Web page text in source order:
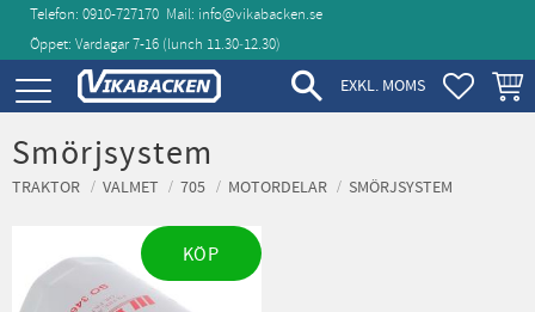
Meny
Telefon: 0910-727170 Mail: info@vikabacken.se
Öppet: Vardagar 7-16 (lunch 11.30‑12.30)
EXKL. MOMS
Smörjsystem
TRAKTOR VALMET 705 MOTORDELAR SMÖRJSYSTEM
KÖP